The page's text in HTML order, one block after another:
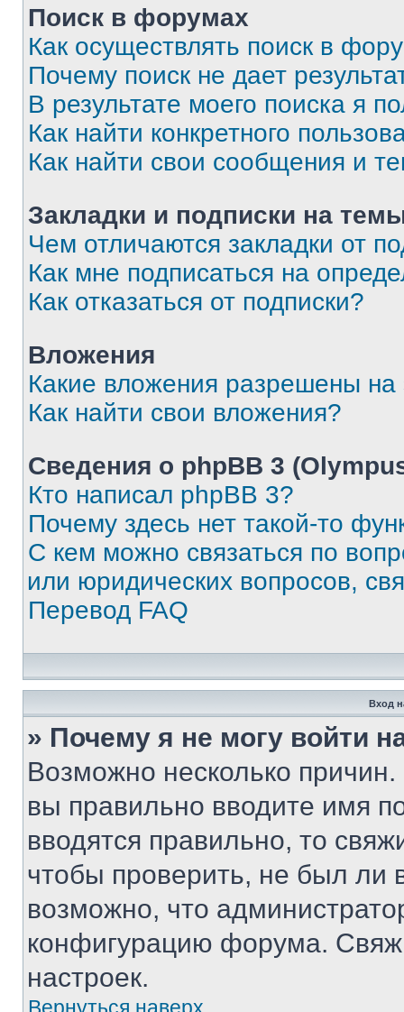
Поиск в форумах
Как осуществлять поиск в
Почему поиск не дает
В результате моего поиска я
Как найти конкретного
Как найти свои сообщения и
Закладки и подписки на
Чем отличаются закладки от
Как мне подписаться на
Как отказаться от подписки?
Вложения
Какие вложения разрешены
Как найти свои вложения?
Сведения о phpBB 3
Кто написал phpBB 3?
Почему здесь нет такой-то
С кем можно связаться по
или юридических вопросов,
Перевод FAQ
Вход
» Почему я не могу войти
Возможно несколько
вы правильно вводите имя
вводятся правильно, то
чтобы проверить, не был ли
возможно, что
конфигурацию форума.
настроек.